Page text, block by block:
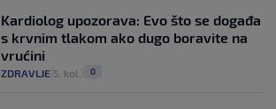
Kardiolog upozorava: Evo što se događa
s krvnim tlakom ako dugo boravite na
vrućini
ZDRAVLJE 5. kol. 0